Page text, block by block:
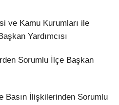
ve Kamu Kurumları ile
Yardımcısı
Sorumlu İlçe Başkan
Basın İlişkilerinden Sorumlu